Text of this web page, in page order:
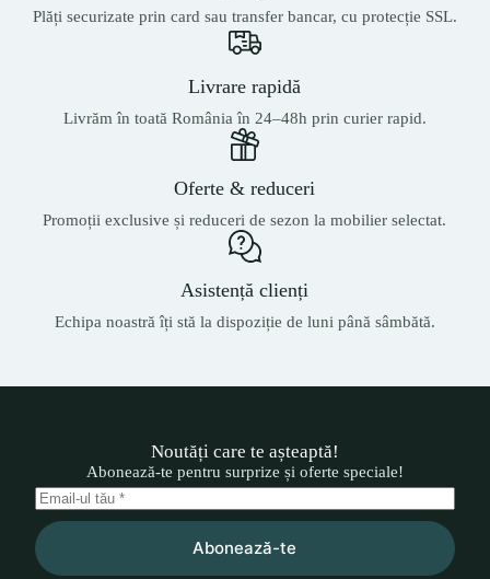
Plăți securizate prin card sau transfer bancar, cu protecție SSL.
Livrare rapidă
Livrăm în toată România în 24–48h prin curier rapid.
Oferte & reduceri
Promoții exclusive și reduceri de sezon la mobilier selectat.
Asistență clienți
Echipa noastră îți stă la dispoziție de luni până sâmbătă.
Noutăți care te așteaptă!
Abonează-te pentru surprize și oferte speciale!
Abonează-te